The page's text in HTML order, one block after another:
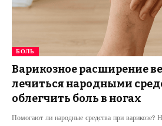
БОЛЬ
Варикозное расширение
лечиться народными
облегчить боль в ногах
Помогают ли народные средства при варикозе?